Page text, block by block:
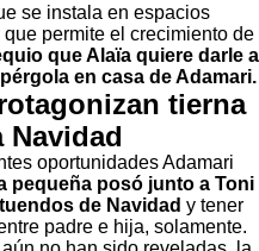
se instala en espacios
permite el crecimiento de
que Alaïa quiere darle a
en casa de Adamari.
tierna
Navidad
oportunidadesAdamari
pequeña posó junto a Toni
de Navidad y tener
padre e hija, solamente.